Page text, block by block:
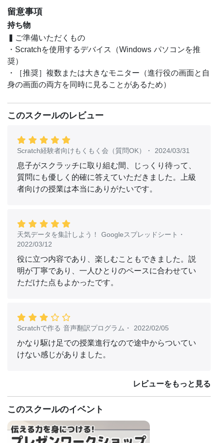
留意事項
持ち物
▍ご準備いただくもの
・Scratchを使用するデバイス（Windows パソコンを推
奨）
・［推奨］複数または大きなモニター（進行役の画面と自
身の画面の両方を同時に見ることがあるため）
このスクールのレビュー
Scratch経験者向けもくもく会（質問OK） ・ 2024/03/31
息子がスクラッチに取り組む間、じっくり待って、
質問にも優しく的確に答えていただきました。上級
者向けの授業は本当にありがたいです。
天気データを集計しよう！ Googleスプレッドシート ・
2022/03/12
役に立つ内容であり、楽しむこともできました。説
明が丁寧であり、一人ひとりのペースに合わせてい
ただけた点もよかったです。
Scratchで作る 音声翻訳プログラム ・ 2022/02/05
かなり駆け足での授業進行なので途中からついてい
けない感じがありました。
レビューをもっと見る
このスクールのイベント